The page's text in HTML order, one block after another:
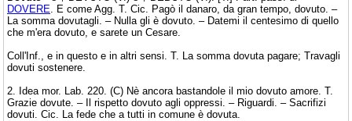
DOVERE . E come Agg. T. Cic. Pagò il danaro, da gran tempo, dovuto. –
La somma dovutagli. – Nulla gli è dovuto. – Datemi il centesimo di quello
che m'era dovuto, e sarete un Cesare.
Coll'Inf., e in questo e in altri sensi. T. La somma dovuta pagare; Travagli
dovuti sostenere.
2. Idea mor. Lab. 220. (C) Nè ancora bastandole il mio dovuto amore. T.
Grazie dovute. – Il rispetto dovuto agli oppressi. – Riguardi. – Sacrifizi
dovuti. Cic. La fede che a tutti in comune è dovuta.